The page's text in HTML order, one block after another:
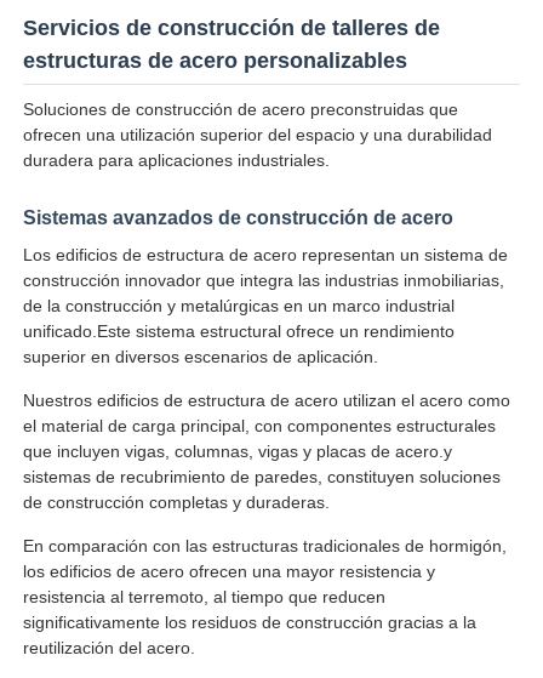
Productos
Sobre nosotros
Visita a la fábrica
Control de Calidad
Contacto
Solicitar una cotización
Casa prefabricada de acero ligero
Edificio de estructura de acero
Servicios de construcción de talleres de
estructuras de acero personalizables
Soluciones de construcción de acero preconstruidas que
ofrecen una utilización superior del espacio y una durabilidad
duradera para aplicaciones industriales.
Sistemas avanzados de construcción de acero
Los edificios de estructura de acero representan un sistema de
construcción innovador que integra las industrias inmobiliarias,
de la construcción y metalúrgicas en un marco industrial
unificado.Este sistema estructural ofrece un rendimiento
superior en diversos escenarios de aplicación.
Nuestros edificios de estructura de acero utilizan el acero como
el material de carga principal, con componentes estructurales
que incluyen vigas, columnas, vigas y placas de acero.y
sistemas de recubrimiento de paredes, constituyen soluciones
de construcción completas y duraderas.
En comparación con las estructuras tradicionales de hormigón,
los edificios de acero ofrecen una mayor resistencia y
resistencia al terremoto, al tiempo que reducen
significativamente los residuos de construcción gracias a la
reutilización del acero.